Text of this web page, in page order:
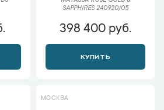
SAPPHIRES 240920/05
398 400 руб.
КУПИТЬ
МОСКВА